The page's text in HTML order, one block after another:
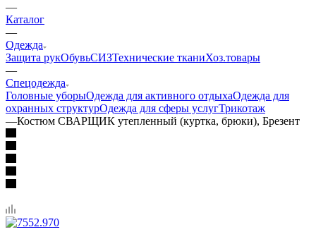
—
Каталог
—
Одежда
Защита рукОбувьСИЗТехнические тканиХоз.товары
—
Спецодежда
Головные уборыОдежда для активного отдыхаОдежда для
охранных структурОдежда для сферы услугТрикотаж
—Костюм СВАРЩИК утепленный (куртка, брюки), Брезент